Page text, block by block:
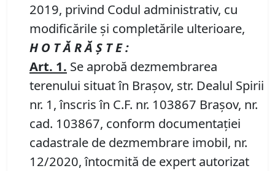
2019, privind Codul administrativ, cu
modificările și completările ulterioare,
H O T Ă R Ă Ş T E :
Art. 1. Se aprobă dezmembrarea
terenului situat în Brașov, str. Dealul Spirii
nr. 1, înscris în C.F. nr. 103867 Brașov, nr.
cad. 103867, conform documentației
cadastrale de dezmembrare imobil, nr.
12/2020, întocmită de expert autorizat